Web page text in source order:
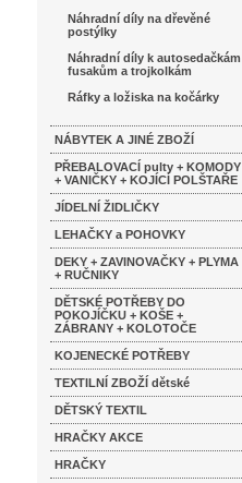
Náhradní díly na dřevěné
postýlky
Náhradní díly k autosedačkám
fusakům a trojkolkám
Ráfky a ložiska na kočárky
NÁBYTEK A JINÉ ZBOŽÍ
PŘEBALOVACÍ pulty + KOMODY
+ VANIČKY + KOJÍCÍ POLŠTAŘE
JÍDELNÍ ŽIDLIČKY
LEHAČKY a POHOVKY
DEKY + ZAVINOVAČKY + PLYMA
+ RUČNIKY
DĚTSKÉ POTŘEBY DO
POKOJÍČKU + KOŠE +
ZÁBRANY + KOLOTOČE
KOJENECKÉ POTŘEBY
TEXTILNÍ ZBOŽÍ dětské
DĚTSKÝ TEXTIL
HRAČKY AKCE
HRAČKY